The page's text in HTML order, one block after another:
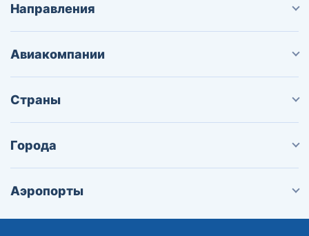
Направления
Авиакомпании
Страны
Города
Аэропорты